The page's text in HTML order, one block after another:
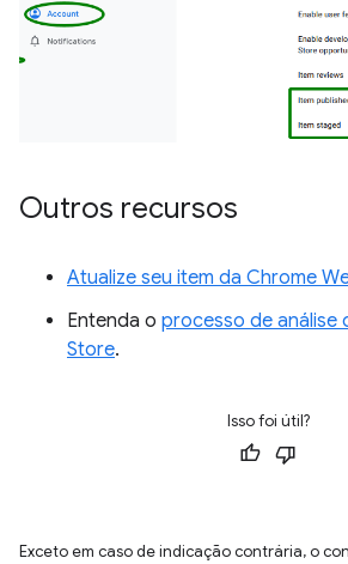
Outros recursos
Atualize seu item da Chrome
Entenda o processo de análise
Store.
Isso foi útil?
Exceto em caso de indicação contrária, o